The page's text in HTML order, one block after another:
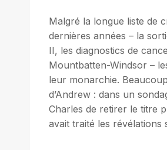
Malgré la longue liste de
dernières années – la
II, les diagnostics de
Mountbatten-Windsor –
leur monarchie.
d’Andrew : dans un
Charles de retirer le titre
avait traité les